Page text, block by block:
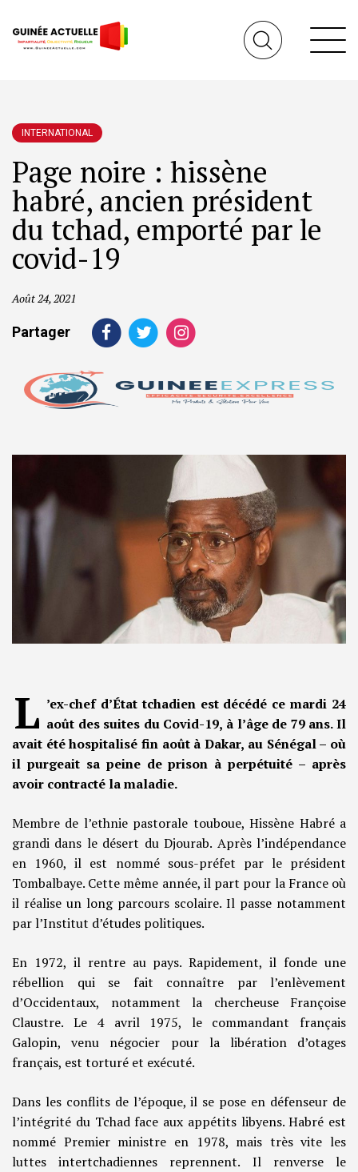
INTERNATIONAL
Page noire : hissène
habré, ancien président
du tchad, emporté par le
covid-19
Août 24, 2021
Partager
L ’ex-chef d’État tchadien est décédé ce mardi 24
août des suites du Covid-19, à l’âge de 79 ans. Il
avait été hospitalisé fin août à Dakar, au Sénégal – où
il purgeait sa peine de prison à perpétuité – après
avoir contracté la maladie.
Membre de l’ethnie pastorale touboue, Hissène Habré a
grandi dans le désert du Djourab. Après l’indépendance
en 1960, il est nommé sous-préfet par le président
Tombalbaye. Cette même année, il part pour la France où
il réalise un long parcours scolaire. Il passe notamment
par l’Institut d’études politiques.
En 1972, il rentre au pays. Rapidement, il fonde une
rébellion qui se fait connaître par l’enlèvement
d’Occidentaux, notamment la chercheuse Françoise
Claustre. Le 4 avril 1975, le commandant français
Galopin, venu négocier pour la libération d’otages
français, est torturé et exécuté.
Dans les conflits de l’époque, il se pose en défenseur de
l’intégrité du Tchad face aux appétits libyens. Habré est
nommé Premier ministre en 1978, mais très vite les
luttes intertchadiennes reprennent. Il renverse le